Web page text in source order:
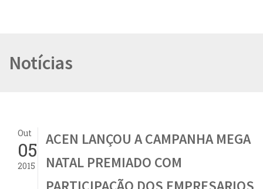
Notícias
Out
05
2015
ACEN LANÇOU A CAMPANHA MEGA
NATAL PREMIADO COM